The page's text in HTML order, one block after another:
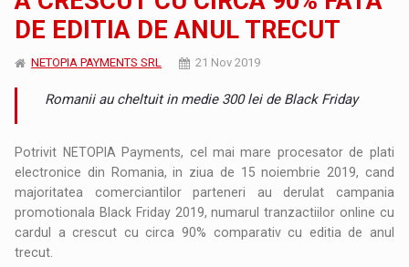
DE EDITIA DE ANUL TRECUT
NETOPIA PAYMENTS SRL 21 Nov 2019
Romanii au cheltuit in medie 300 lei de Black Friday
Potrivit NETOPIA Payments, cel mai mare procesator de plati
electronice din Romania, in ziua de 15 noiembrie 2019, cand
majoritatea comerciantilor parteneri au derulat campania
promotionala Black Friday 2019, numarul tranzactiilor online cu
cardul a crescut cu circa 90% comparativ cu editia de anul
trecut.